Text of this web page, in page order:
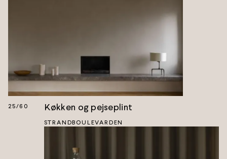
25/60 Køkken og pejseplint
STRANDBOULEVARDEN